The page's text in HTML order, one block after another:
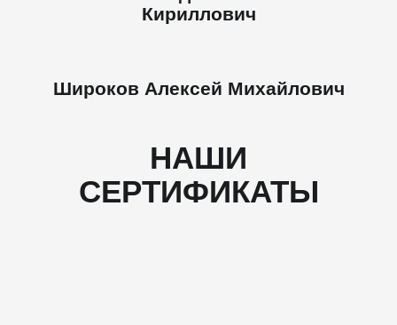
Кириллович
Широков Алексей Михайлович
НАШИ
СЕРТИФИКАТЫ